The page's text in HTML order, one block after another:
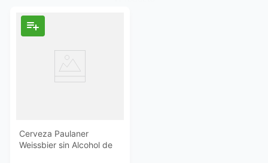
Cerveza Paulaner
Weissbier sin Alcohol de